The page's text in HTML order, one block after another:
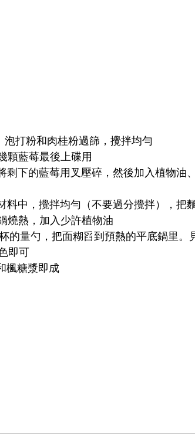
泡打粉和肉桂粉過篩，攪拌均勻
顆藍莓最後上碟用
剩下的藍莓用叉壓碎，然後加入植物油
料中，攪拌均勻（不要過分攪拌），把
燒熱，加入少許植物油
的量勺，把面糊舀到預熱的平底鍋里。
即可
楓糖漿即成